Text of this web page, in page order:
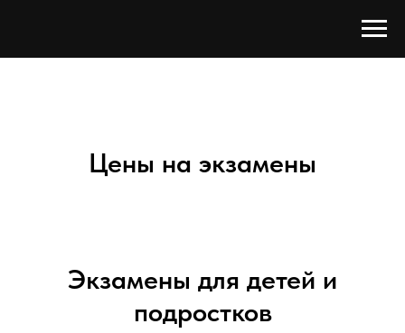
Цены на экзамены
Экзамены для детей и
подростков